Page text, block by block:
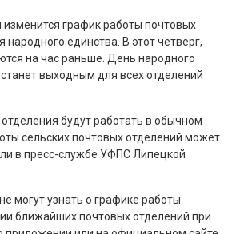
изменится график работы почтовых
народного единства. В этот четверг,
на час раньше. День народного
выходным для всех отделений
отделения будут работать в обычном
сельских почтовых отделений может
в пресс-службе УФПС Липецкой
могут узнать о графике работы
ближайших почтовых отделений при